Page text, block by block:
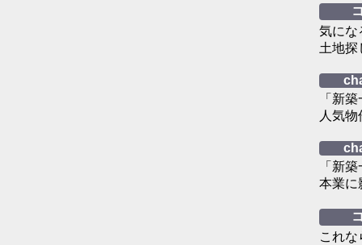
気にな
土地探
「新
人気
「新
本業に
これ